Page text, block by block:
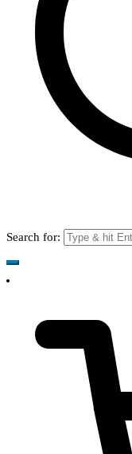
Search for: